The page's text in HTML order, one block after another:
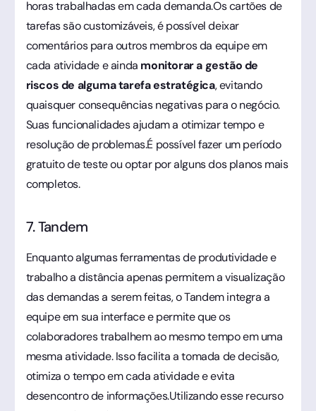
horas trabalhadas em cada demanda.Os cartões de
tarefas são customizáveis, é possível deixar
comentários para outros membros da equipe em
cada atividade e ainda monitorar a gestão de
riscos de alguma tarefa estratégica, evitando
quaisquer consequências negativas para o negócio.
Suas funcionalidades ajudam a otimizar tempo e
resolução de problemas.É possível fazer um período
gratuito de teste ou optar por alguns dos planos mais
completos.
7. Tandem
Enquanto algumas ferramentas de produtividade e
trabalho a distância apenas permitem a visualização
das demandas a serem feitas, o Tandem integra a
equipe em sua interface e permite que os
colaboradores trabalhem ao mesmo tempo em uma
mesma atividade. Isso facilita a tomada de decisão,
otimiza o tempo em cada atividade e evita
desencontro de informações.Utilizando esse recurso